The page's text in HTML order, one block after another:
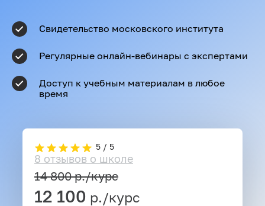
Свидетельство московского института
Регулярные онлайн-вебинары с экспертами
Доступ к учебным материалам в любое
время
5 / 5
8 отзывов о школе
14 800р./курс
12 100 р./курс